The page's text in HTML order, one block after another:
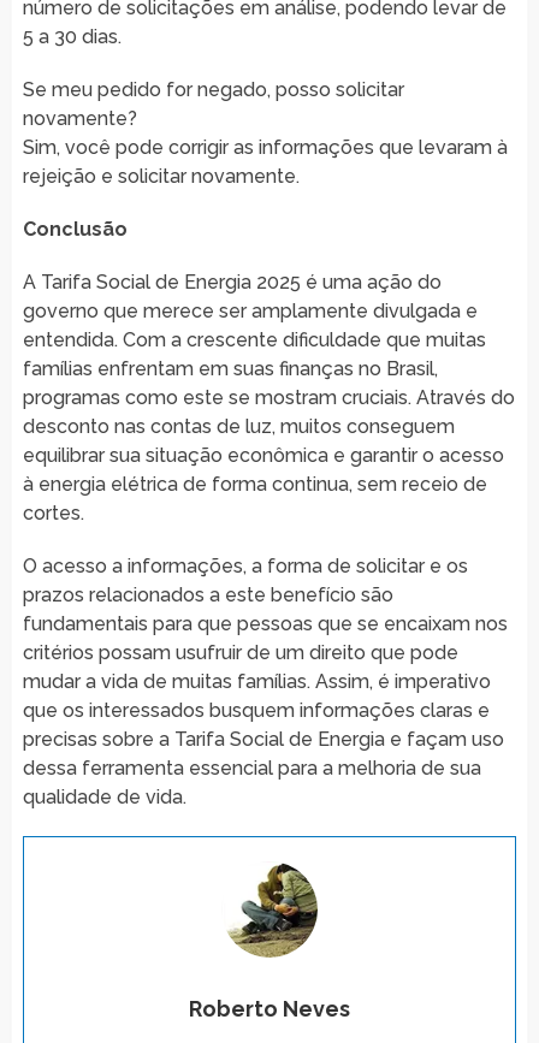
número de solicitações em análise, podendo levar de
5 a 30 dias.
Se meu pedido for negado, posso solicitar
novamente?
Sim, você pode corrigir as informações que levaram à
rejeição e solicitar novamente.
Conclusão
A Tarifa Social de Energia 2025 é uma ação do
governo que merece ser amplamente divulgada e
entendida. Com a crescente dificuldade que muitas
famílias enfrentam em suas finanças no Brasil,
programas como este se mostram cruciais. Através do
desconto nas contas de luz, muitos conseguem
equilibrar sua situação econômica e garantir o acesso
à energia elétrica de forma continua, sem receio de
cortes.
O acesso a informações, a forma de solicitar e os
prazos relacionados a este benefício são
fundamentais para que pessoas que se encaixam nos
critérios possam usufruir de um direito que pode
mudar a vida de muitas famílias. Assim, é imperativo
que os interessados busquem informações claras e
precisas sobre a Tarifa Social de Energia e façam uso
dessa ferramenta essencial para a melhoria de sua
qualidade de vida.
Roberto Neves